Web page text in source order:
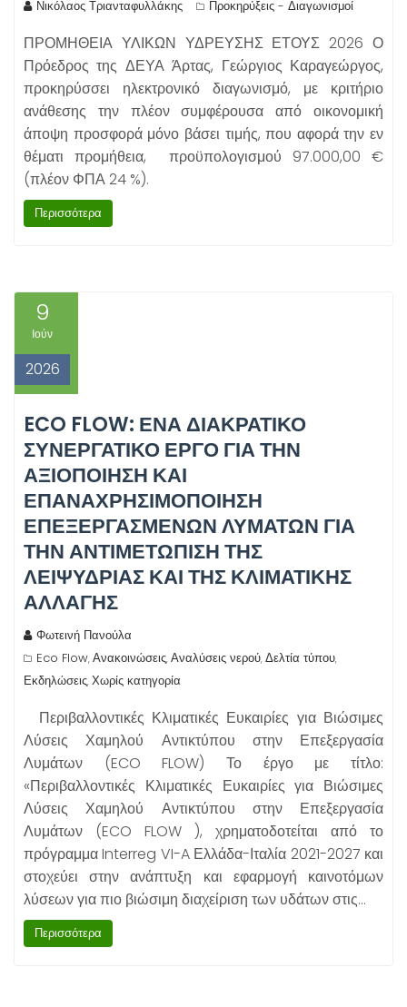
Νικόλαος Τριανταφυλλάκης Προκηρύξεις - Διαγωνισμοί
ΠΡΟΜΗΘΕΙΑ ΥΛΙΚΩΝ ΥΔΡΕΥΣΗΣ ΕΤΟΥΣ 2026 Ο
Πρόεδρος της ΔΕΥΑ Άρτας, Γεώργιος Καραγεώργος,
προκηρύσσει ηλεκτρονικό διαγωνισμό, με κριτήριο
ανάθεσης την πλέον συμφέρουσα από οικονομική
άποψη προσφορά μόνο βάσει τιμής, που αφορά την εν
θέματι προμήθεια, προϋπολογισμού 97.000,00 €
(πλέον ΦΠΑ 24 %).
Περισσότερα
9
Ιούν
2026
ECO FLOW: ΈΝΑ ΔΙΑΚΡΑΤΙΚΌ
ΣΥΝΕΡΓΑΤΙΚΌ ΈΡΓΟ ΓΙΑ ΤΗΝ
ΑΞΙΟΠΟΊΗΣΗ ΚΑΙ
ΕΠΑΝΑΧΡΗΣΙΜΟΠΟΊΗΣΗ
ΕΠΕΞΕΡΓΑΣΜΈΝΩΝ ΛΥΜΆΤΩΝ ΓΙΑ
ΤΗΝ ΑΝΤΙΜΕΤΏΠΙΣΗ ΤΗΣ
ΛΕΙΨΥΔΡΊΑΣ ΚΑΙ ΤΗΣ ΚΛΙΜΑΤΙΚΉΣ
ΑΛΛΑΓΉΣ
Φωτεινή Πανούλα
Eco Flow, Ανακοινώσεις, Αναλύσεις νερού, Δελτία τύπου,
Εκδηλώσεις, Χωρίς κατηγορία
Περιβαλλοντικές Κλιματικές Ευκαιρίες για Βιώσιμες
Λύσεις Χαμηλού Αντικτύπου στην Επεξεργασία
Λυμάτων (ECO FLOW) Το έργο με τίτλο:
«Περιβαλλοντικές Κλιματικές Ευκαιρίες για Βιώσιμες
Λύσεις Χαμηλού Αντικτύπου στην Επεξεργασία
Λυμάτων (ECO FLOW ), χρηματοδοτείται από το
πρόγραμμα Interreg VI-A Ελλάδα-Ιταλία 2021-2027 και
στοχεύει στην ανάπτυξη και εφαρμογή καινοτόμων
λύσεων για πιο βιώσιμη διαχείριση των υδάτων στις…
Περισσότερα